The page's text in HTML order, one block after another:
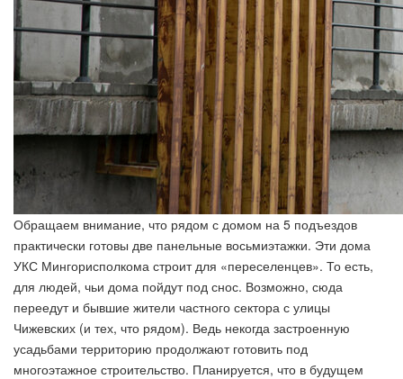
Обращаем внимание, что рядом с домом на 5 подъездов
практически готовы две панельные восьмиэтажки. Эти дома
УКС Мингорисполкома строит для «переселенцев». То есть,
для людей, чьи дома пойдут под снос. Возможно, сюда
переедут и бывшие жители частного сектора с улицы
Чижевских (и тех, что рядом). Ведь некогда застроенную
усадьбами территорию продолжают готовить под
многоэтажное строительство. Планируется, что в будущем